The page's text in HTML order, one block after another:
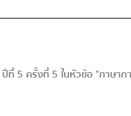
ครั้งที่ 5 ในหัวข้อ "ภาษาก